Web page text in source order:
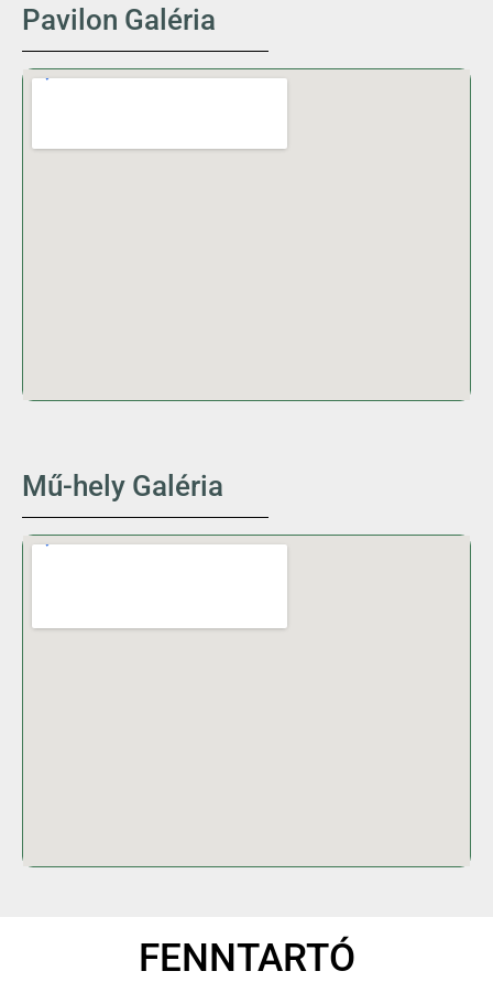
Pavilon Galéria
Mű-hely Galéria
FENNTARTÓ